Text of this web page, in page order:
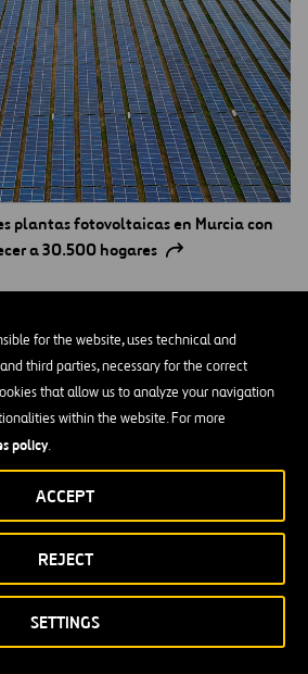
for the website, uses technical and
third parties, necessary for the correct
that allow us to analyze your navigation
within the website. For more
policy.
SETTINGS
REJECT
ACCEPT
plantas fotovoltaicas en Murcia con
a 30.500 hogares
Zamora inauguran una red de calor